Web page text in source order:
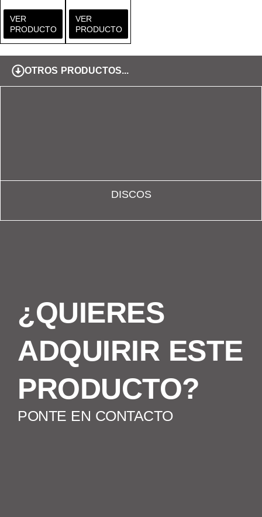
VER
PRODUCTO
VER
PRODUCTO
OTROS PRODUCTOS...
DISCOS
¿QUIERES
ADQUIRIR ESTE
PRODUCTO?
PONTE EN CONTACTO